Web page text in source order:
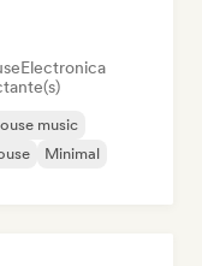
Electronica
music
Minimal